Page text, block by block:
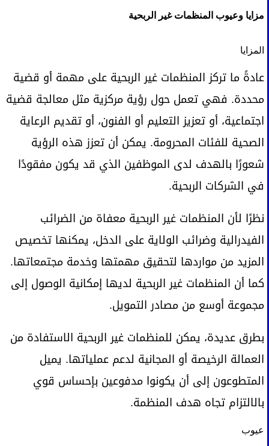
مزايا وعيوب المنظمات غير الربحية
المزايا
عادةً ما تركز المنظمات غير الربحية على مهمة أو قضية
محددة. فهي تعمل حول رؤية مركزية مثل معالجة قضية
اجتماعية، أو تعزيز التعليم أو الفنون، أو تقديم الرعاية
الصحية للفئات المحرومة. يمكن أن تعزز هذه الرؤية
شعورًا بالهدف لدى الموظفين الذي قد يكون مفقودًا
في الشركات الربحية.
نظرًا لأن المنظمات غير الربحية معفاة من الضرائب
الفيدرالية وضرائب الولاية على الدخل، يمكنها تخصيص
المزيد من مواردها لتحقيق مهمتها وخدمة مجتمعاتها.
كما أن المنظمات غير الربحية لديها إمكانية الوصول إلى
مجموعة أوسع من مصادر التمويل.
بطرق عديدة، يمكن للمنظمات غير الربحية الاستفادة من
العمالة الرخيصة أو المجانية لدعم عملياتها. يميل
المتطوعون إلى أن يكونوا مدفوعين بإحساس قوي
بالالتزام تجاه هدف المنظمة.
عيوب